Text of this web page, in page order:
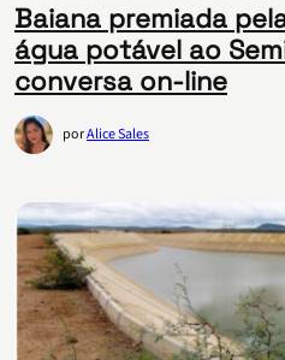
Baiana premiada
água potável ao
conversa on-line
porAlice Sales